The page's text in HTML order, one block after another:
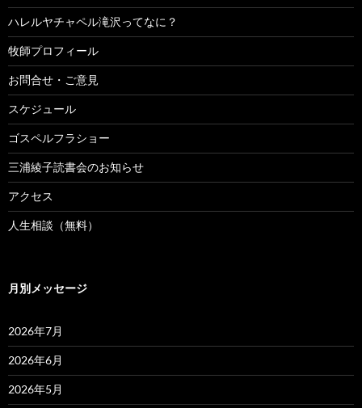
ハレルヤチャペル滝沢ってなに？
牧師プロフィール
お問合せ・ご意見
スケジュール
ゴスペルフラショー
三浦綾子読書会のお知らせ
アクセス
人生相談（無料）
月別メッセージ
2026年7月
2026年6月
2026年5月